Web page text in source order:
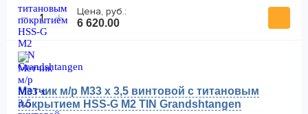
− +
Цена, руб.:
6 620.00
Метчик м/р М33 х 3,5 винтовой с титановым
покрытием HSS-G M2 TIN Grandshtangen